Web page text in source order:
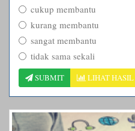
cukup membantu
kurang membantu
sangat membantu
tidak sama sekali
SUBMIT LIHAT HASIL